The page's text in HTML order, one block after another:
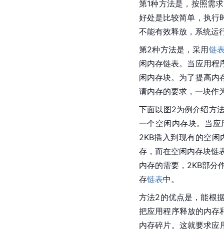
第1种方法是，按照需
好处是比较简单，执行
不能有效释放，系统运
第2种方法是，采用链
闲内存链表。当应用程
闲内存块。为了提高内
请内存的要求，一块作
下面以图2为例介绍方
一个空闲内存块。当应
2KB插入到现有的空
存，而在空闲内存块链
内存的需要，2KB部分
存链表中。
方法2的优点是，能根
把应用程序释放的内存
内存碎片。这就要求应